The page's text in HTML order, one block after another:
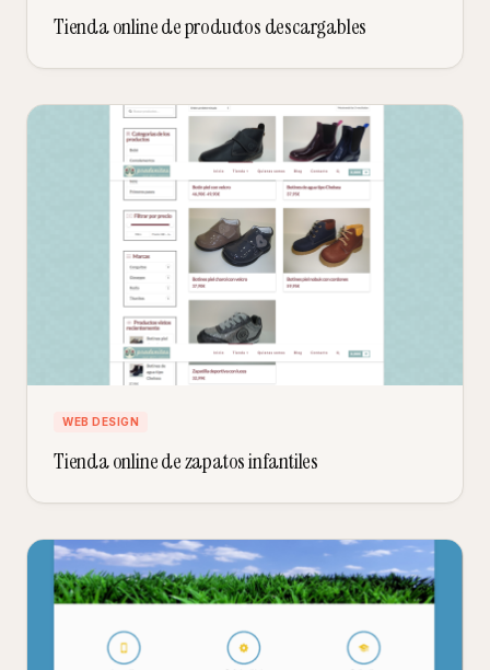
Tienda online de productos descargables
WEB DESIGN
Tienda online de zapatos infantiles